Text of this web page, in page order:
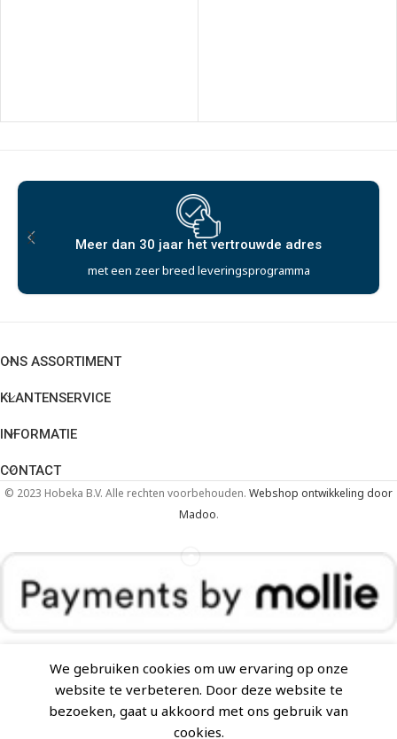
Meer dan 30 jaar het vertrouwde adres
met een zeer breed leveringsprogramma
ONS ASSORTIMENT
KLANTENSERVICE
INFORMATIE
CONTACT
© 2023 Hobeka B.V. Alle rechten voorbehouden. Webshop ontwikkeling door
Madoo.
We gebruiken cookies om uw ervaring op onze
website te verbeteren. Door deze website te
bezoeken, gaat u akkoord met ons gebruik van
cookies.
Ilsa 2-deurs koelwerkbank T8MG2V251 Neos
4.787,97 €4.069,23 (incl. btw)